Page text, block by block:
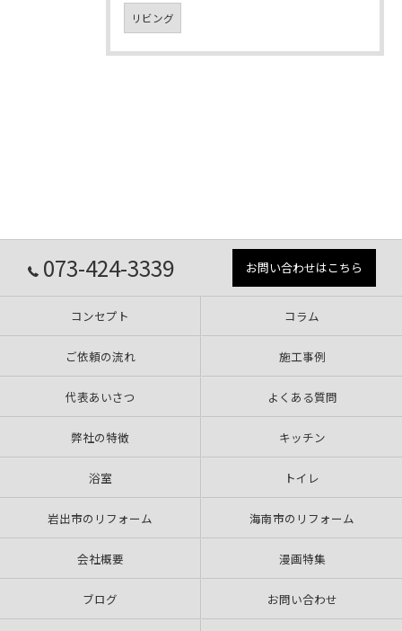
リビング
073-424-3339 お問い合わせはこちら
コンセプト コラム
ご依頼の流れ 施工事例
代表あいさつ よくある質問
弊社の特徴 キッチン
浴室 トイレ
岩出市のリフォーム 海南市のリフォーム
会社概要 漫画特集
ブログ お問い合わせ